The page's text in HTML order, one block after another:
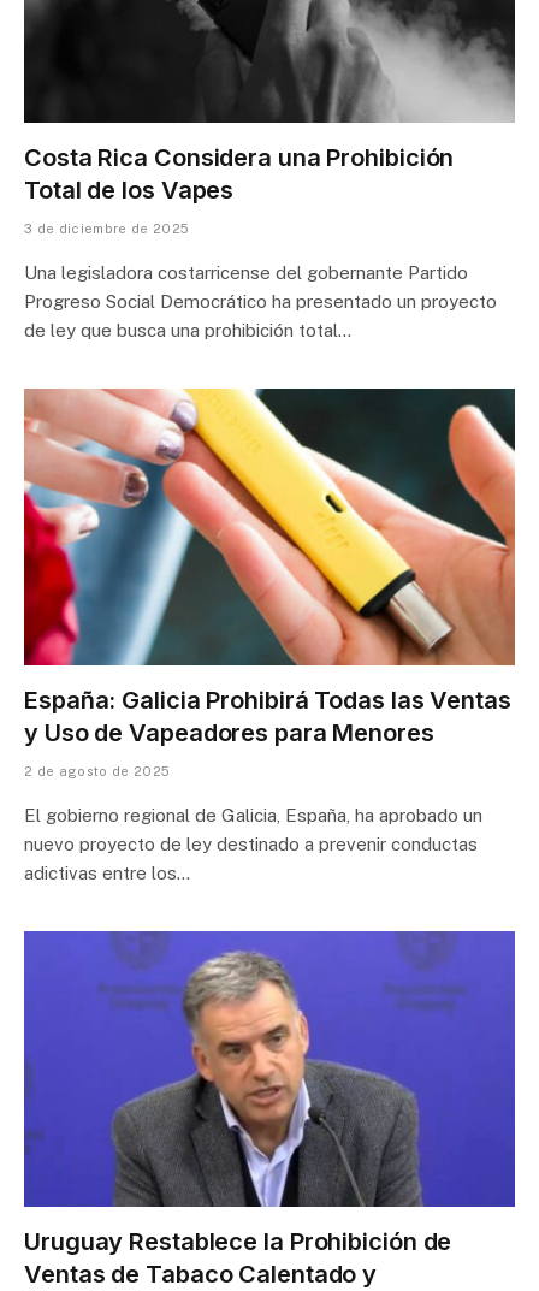
Costa Rica Considera una Prohibición
Total de los Vapes
3 de diciembre de 2025
Una legisladora costarricense del gobernante Partido
Progreso Social Democrático ha presentado un proyecto
de ley que busca una prohibición total…
España: Galicia Prohibirá Todas las Ventas
y Uso de Vapeadores para Menores
2 de agosto de 2025
El gobierno regional de Galicia, España, ha aprobado un
nuevo proyecto de ley destinado a prevenir conductas
adictivas entre los…
Uruguay Restablece la Prohibición de
Ventas de Tabaco Calentado y